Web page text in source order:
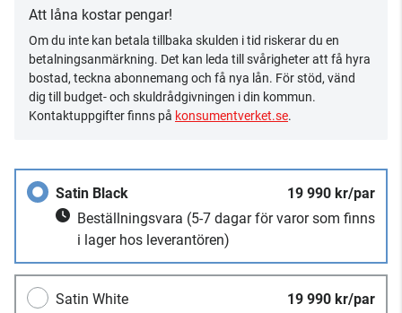
Att låna kostar pengar!
Om du inte kan betala tillbaka skulden i tid riskerar du en
betalningsanmärkning. Det kan leda till svårigheter att få hyra
bostad, teckna abonnemang och få nya lån. För stöd, vänd
dig till budget- och skuldrådgivningen i din kommun.
Kontaktuppgifter finns på konsumentverket.se.
Satin Black
19 990 kr/par
Beställningsvara (5-7 dagar för varor som finns
i lager hos leverantören)
Satin White
19 990 kr/par